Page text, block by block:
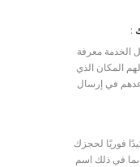
:
الخدمة معرفة
المكان الذي
في إرسال
فوريًا لحجزك
بما في ذلك اسم